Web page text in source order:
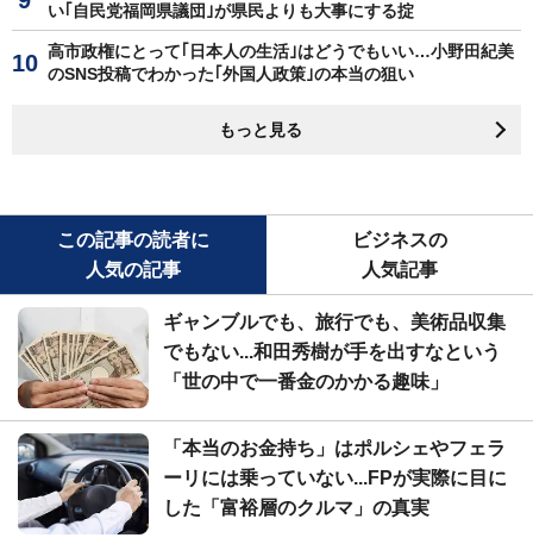
い｢自民党福岡県議団｣が県民よりも大事にする掟
高市政権にとって｢日本人の生活｣はどうでもいい…小野田紀美
のSNS投稿でわかった｢外国人政策｣の本当の狙い
もっと見る
この記事の読者に
人気の記事
ビジネスの
人気記事
ギャンブルでも、旅行でも、美術品収集
でもない...和田秀樹が手を出すなという
「世の中で一番金のかかる趣味」
「本当のお金持ち」はポルシェやフェラ
ーリには乗っていない...FPが実際に目に
した「富裕層のクルマ」の真実